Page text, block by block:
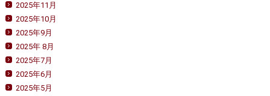
2025年11月
2025年10月
2025年9月
2025年 8月
2025年7月
2025年6月
2025年5月